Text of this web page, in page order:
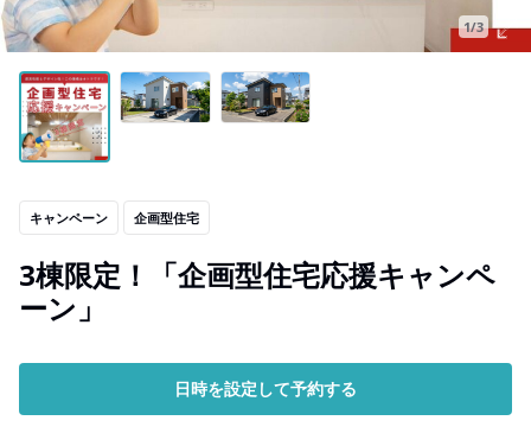
1/3
キャンペーン 企画型住宅
3棟限定！「企画型住宅応援キャンペ
ーン」
日時を設定して予約する